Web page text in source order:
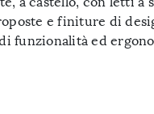
e finiture di
funzionalità ed